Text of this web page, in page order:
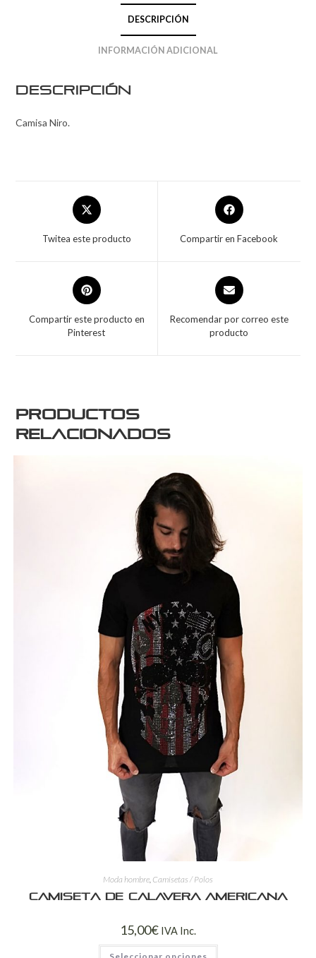
DESCRIPCIÓN
INFORMACIÓN ADICIONAL
Descripción
Camisa Niro.
Twitea este producto Compartir en Facebook
Compartir este producto en
Pinterest
Recomendar por correo este
producto
Productos
relacionados
Moda hombre, Camisetas / Polos
Camiseta de calavera americana
15,00€ IVA Inc.